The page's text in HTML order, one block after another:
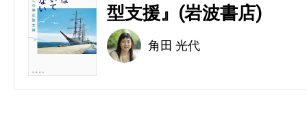
型支援』(岩波書店)
角田 光代